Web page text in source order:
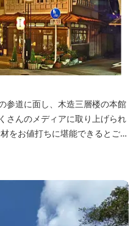
参道に面し、木造三層楼の本館
さんのメディアに取り上げられ
をお値打ちに堪能できるとご好